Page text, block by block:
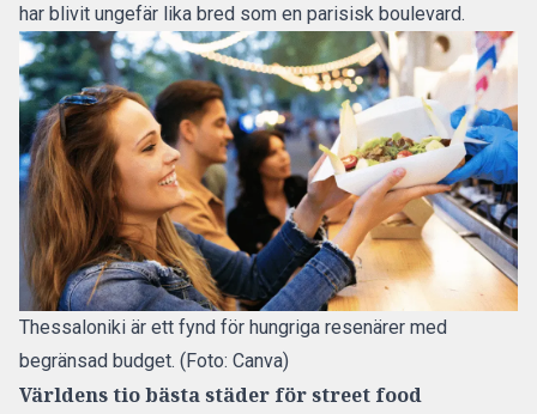
har blivit ungefär lika bred som en parisisk boulevard.
Thessaloniki är ett fynd för hungriga resenärer med
begränsad budget. (Foto: Canva)
Världens tio bästa städer för street food